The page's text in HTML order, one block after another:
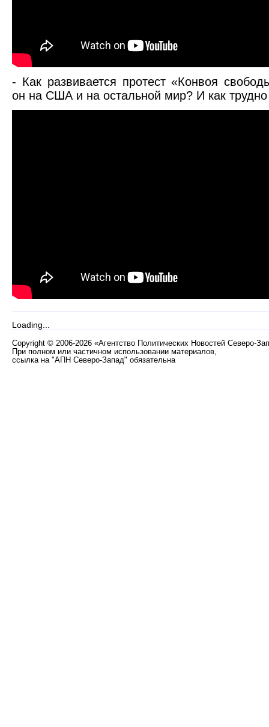
- Как развивается протест «Конвоя
он на США и на остальной мир? И как
Loading...
Copyright © 2006-2026 «Агентство Политических Новостей Северо-
При полном или частичном использовании материалов,
ссылка на "АПН Северо-Запад" обязательна